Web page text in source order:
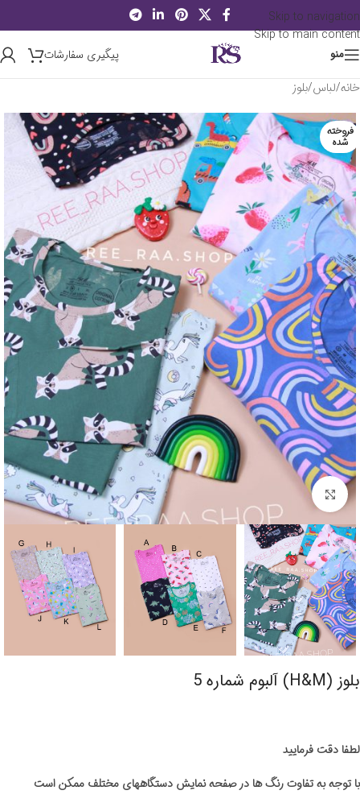
Skip to navigation
Skip to main content
منو
پیگیری سفارشات
خانه/لباس/بلوز
فروخته
شده
برای بزرگنمایی کلیک کنید
بلوز (H&M) آلبوم شماره 5
لطفا دقت فرمایید
با توجه به تفاوت رنگ ها در صفحه نمایش دستگاههای مختلف ممکن است